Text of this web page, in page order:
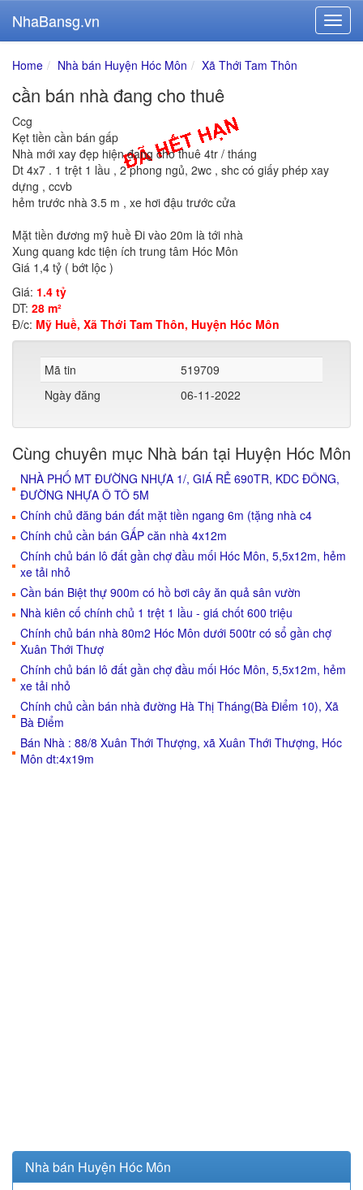
NhaBansg.vn
Home Nhà bán Huyện Hóc Môn Xã Thới Tam Thôn
cần bán nhà đang cho thuê
Ccg
Kẹt tiền cần bán gấp
Nhà mới xay đẹp hiện đang cho thuê 4tr / tháng
Dt 4x7 . 1 trệt 1 lầu , 2 phong ngủ, 2wc , shc có giấy phép xay
dựng , ccvb
hẻm trước nhà 3.5 m , xe hơi đậu trước cửa
Mặt tiền đương mỹ huề Đi vào 20m là tới nhà
Xung quang kdc tiện ích trung tâm Hóc Môn
Giá 1,4 tỷ ( bớt lộc )
Giá: 1.4 tỷ
DT: 28 m²
Đ/c: Mỹ Huề, Xã Thới Tam Thôn, Huyện Hóc Môn
Mã tin
519709
Ngày đăng
06-11-2022
Cùng chuyên mục Nhà bán tại Huyện Hóc Môn
NHÀ PHỐ MT ĐƯỜNG NHỰA 1/, GIÁ RẺ 690TR, KDC ĐÔNG,
ĐƯỜNG NHỰA Ô TÔ 5M
Chính chủ đăng bán đất mặt tiền ngang 6m (tặng nhà c4
Chính chủ cần bán GẤP căn nhà 4x12m
Chính chủ bán lô đất gần chợ đầu mối Hóc Môn, 5,5x12m, hẻm
xe tải nhỏ
Cần bán Biệt thự 900m có hồ bơi cây ăn quả sân vườn
Nhà kiên cố chính chủ 1 trệt 1 lầu - giá chốt 600 triệu
Chính chủ bán nhà 80m2 Hóc Môn dưới 500tr có sổ gần chợ
Xuân Thới Thượ
Chính chủ bán lô đất gần chợ đầu mối Hóc Môn, 5,5x12m, hẻm
xe tải nhỏ
Chính chủ cần bán nhà đường Hà Thị Tháng(Bà Điểm 10), Xã
Bà Điểm
Bán Nhà : 88/8 Xuân Thới Thượng, xã Xuân Thới Thượng, Hóc
Môn dt:4x19m
Nhà bán Huyện Hóc Môn